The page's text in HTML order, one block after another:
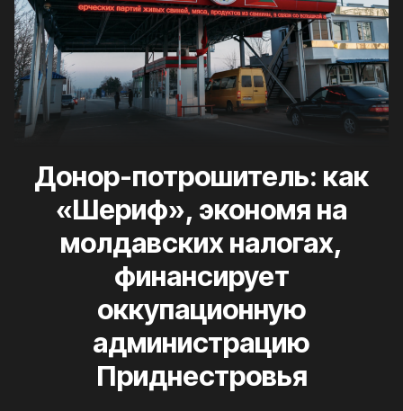
Донор-потрошитель: как
«Шериф», экономя на
молдавских налогах,
финансирует
оккупационную
администрацию
Приднестровья